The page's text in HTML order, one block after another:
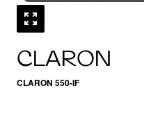
CLARON
CLARON 550-IF